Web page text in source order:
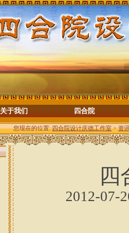
关于我们 四合院
您现在的位置:四合院设计庆德工作室>资
四
2012-07-